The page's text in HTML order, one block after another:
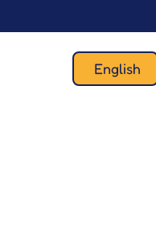
English